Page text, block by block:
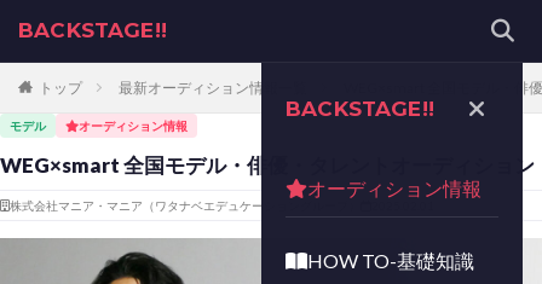
BACKSTAGE!!
BACKSTAGE!!
オーディション情報
HOW TO-基礎知識
トップ 最新オーディション情報一覧 WEG×smart 全国モデル・俳
モデル オーディション情報
WEG×smart 全国モデル・俳優・タレントオーディション
株式会社マニア・マニア（ワタナベエデュケーショングループ）